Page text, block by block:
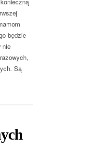
będzie
nie
Są